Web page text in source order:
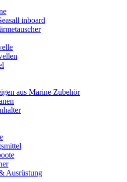
inboard
aus Marine Zubehör
Ausrüstung